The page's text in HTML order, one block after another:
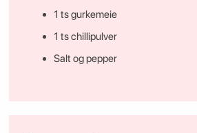
1 ts gurkemeie
1 ts chillipulver
Salt og pepper